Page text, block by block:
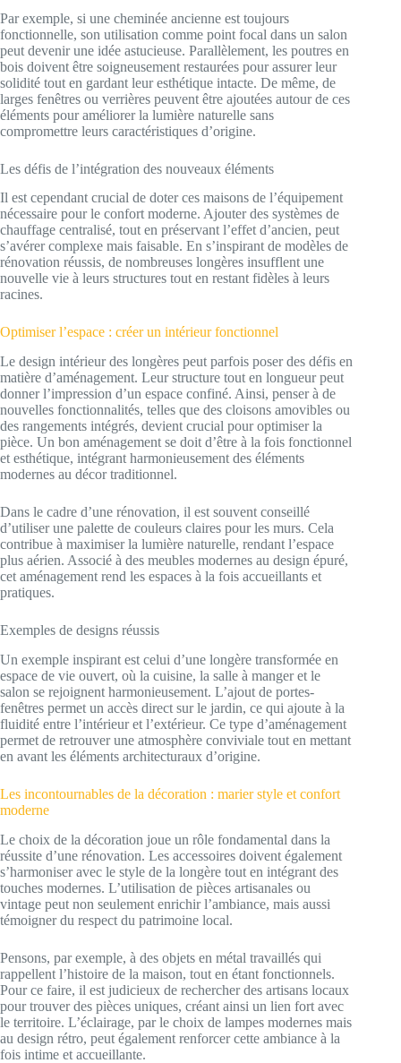
Par exemple, si une cheminée ancienne est toujours
fonctionnelle, son utilisation comme point focal dans un salon
peut devenir une idée astucieuse. Parallèlement, les poutres en
bois doivent être soigneusement restaurées pour assurer leur
solidité tout en gardant leur esthétique intacte. De même, de
larges fenêtres ou verrières peuvent être ajoutées autour de ces
éléments pour améliorer la lumière naturelle sans
compromettre leurs caractéristiques d’origine.
Les défis de l’intégration des nouveaux éléments
Il est cependant crucial de doter ces maisons de l’équipement
nécessaire pour le confort moderne. Ajouter des systèmes de
chauffage centralisé, tout en préservant l’effet d’ancien, peut
s’avérer complexe mais faisable. En s’inspirant de modèles de
rénovation réussis, de nombreuses longères insufflent une
nouvelle vie à leurs structures tout en restant fidèles à leurs
racines.
Optimiser l’espace : créer un intérieur fonctionnel
Le design intérieur des longères peut parfois poser des défis en
matière d’aménagement. Leur structure tout en longueur peut
donner l’impression d’un espace confiné. Ainsi, penser à de
nouvelles fonctionnalités, telles que des cloisons amovibles ou
des rangements intégrés, devient crucial pour optimiser la
pièce. Un bon aménagement se doit d’être à la fois fonctionnel
et esthétique, intégrant harmonieusement des éléments
modernes au décor traditionnel.
Dans le cadre d’une rénovation, il est souvent conseillé
d’utiliser une palette de couleurs claires pour les murs. Cela
contribue à maximiser la lumière naturelle, rendant l’espace
plus aérien. Associé à des meubles modernes au design épuré,
cet aménagement rend les espaces à la fois accueillants et
pratiques.
Exemples de designs réussis
Un exemple inspirant est celui d’une longère transformée en
espace de vie ouvert, où la cuisine, la salle à manger et le
salon se rejoignent harmonieusement. L’ajout de portes-
fenêtres permet un accès direct sur le jardin, ce qui ajoute à la
fluidité entre l’intérieur et l’extérieur. Ce type d’aménagement
permet de retrouver une atmosphère conviviale tout en mettant
en avant les éléments architecturaux d’origine.
Les incontournables de la décoration : marier style et confort
moderne
Le choix de la décoration joue un rôle fondamental dans la
réussite d’une rénovation. Les accessoires doivent également
s’harmoniser avec le style de la longère tout en intégrant des
touches modernes. L’utilisation de pièces artisanales ou
vintage peut non seulement enrichir l’ambiance, mais aussi
témoigner du respect du patrimoine local.
Pensons, par exemple, à des objets en métal travaillés qui
rappellent l’histoire de la maison, tout en étant fonctionnels.
Pour ce faire, il est judicieux de rechercher des artisans locaux
pour trouver des pièces uniques, créant ainsi un lien fort avec
le territoire. L’éclairage, par le choix de lampes modernes mais
au design rétro, peut également renforcer cette ambiance à la
fois intime et accueillante.